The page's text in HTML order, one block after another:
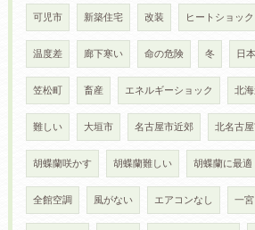
可児市 新築住宅 改装 ヒートショック
温度差 廊下寒い 命の危険 冬 日
笠松町 畜産 エネルギーショック 北
難しい 大垣市 名古屋市近郊 北名古
胡蝶蘭咲かす 胡蝶蘭難しい 胡蝶蘭に最適
全館空調 風がない エアコンなし 一宮